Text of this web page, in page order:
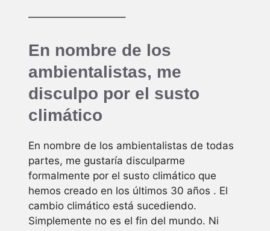
—————————–
En nombre de los
ambientalistas, me
disculpo por el susto
climático
En nombre de los ambientalistas de todas
partes, me gustaría disculparme
formalmente por el susto climático que
hemos creado en los últimos 30 años . El
cambio climático está sucediendo.
Simplemente no es el fin del mundo. Ni